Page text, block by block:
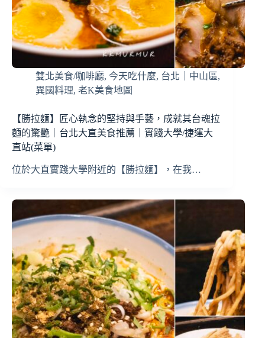
雙北美食/咖啡廳, 今天吃什麼, 台北｜中山區,
異國料理, 老K美食地圖
【勝拉麵】匠心執念的堅持與手藝，成就其台魂拉
麵的驚艷｜台北大直美食推薦｜實踐大學/捷運大
直站(菜單)
位於大直實踐大學附近的【勝拉麵】，在我…